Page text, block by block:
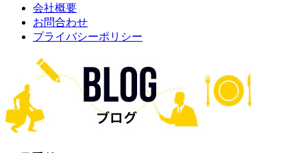
会社概要
お問合わせ
プライバシーポリシー